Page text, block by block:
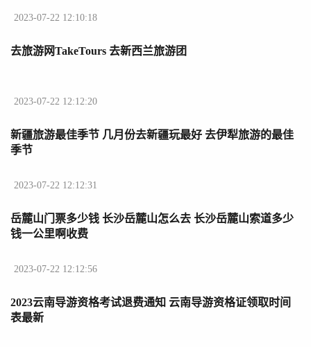
2023-07-22 12:10:18
去旅游网TakeTours 去新西兰旅游团
2023-07-22 12:12:20
新疆旅游最佳季节 几月份去新疆玩最好 去伊犁旅游的最佳
季节
2023-07-22 12:12:31
岳麓山门票多少钱 长沙岳麓山怎么去 长沙岳麓山索道多少
钱一公里啊收费
2023-07-22 12:12:56
2023云南导游资格考试退费通知 云南导游资格证领取时间
表最新